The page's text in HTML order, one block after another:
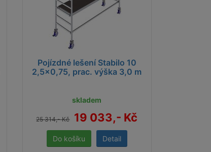
Pojízdné lešení Stabilo 10
2,5x0,75, prac. výška 3,0 m
skladem
25 314,- Kč 19 033,- Kč
Detail